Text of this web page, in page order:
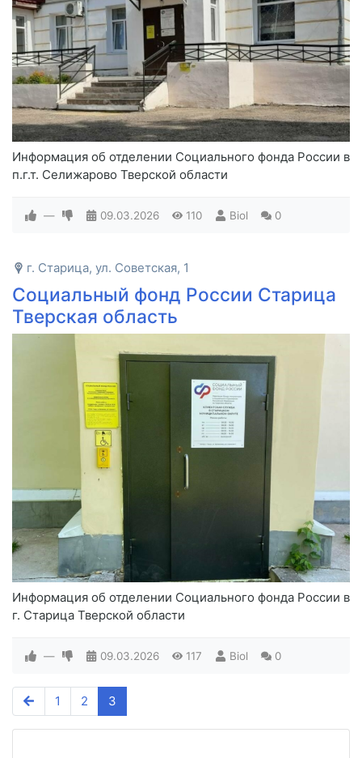
Информация об отделении Социального фонда России в
п.г.т. Селижарово Тверской области
— 09.03.2026 110 Biol 0
г. Старица, ул. Советская, 1
Социальный фонд России Старица
Тверская область
Информация об отделении Социального фонда России в
г. Старица Тверской области
— 09.03.2026 117 Biol 0
1 2 3